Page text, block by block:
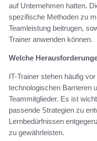
auf Unternehmen hatten.
spezifische Methoden zu
Teamleistung beitrugen,
Trainer anwenden können.
Welche
IT-Trainer stehen häufig
technologischen Barrieren
Teammitglieder. Es ist
passende Strategien zu
Lernbedürfnissen
zu gewährleisten.